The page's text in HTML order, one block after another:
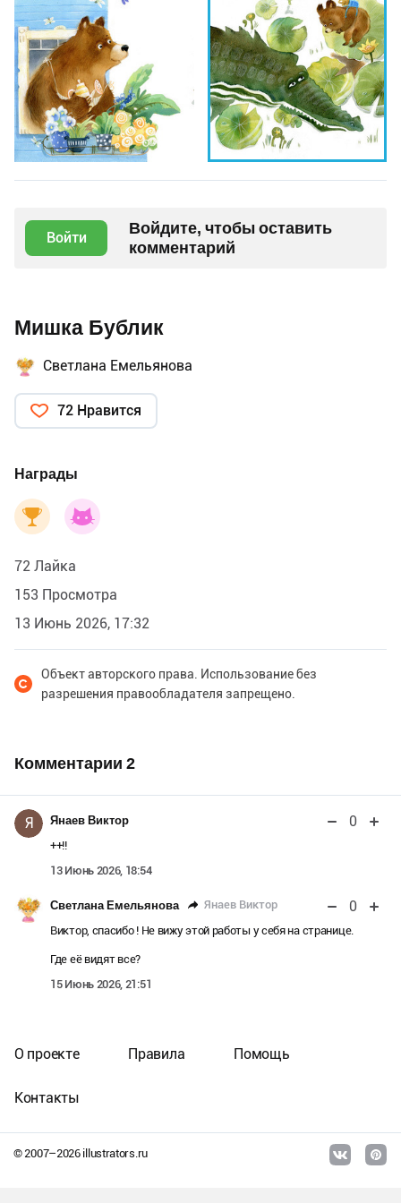
Войти
Войдите, чтобы оставить
комментарий
Мишка Бублик
Светлана Емельянова
72 Нравится
Награды
72 Лайка
153 Просмотра
13 Июнь 2026, 17:32
Объект авторского права. Использование без
разрешения правообладателя запрещено.
Комментарии 2
Я Янаев Виктор 0
++!!
13 Июнь 2026, 18:54
Светлана Емельянова Янаев Виктор 0
Виктор, спасибо ! Не вижу этой работы у себя на странице.
Где её видят все?
15 Июнь 2026, 21:51
© 2007–2026illustrators.ru
О проекте Правила Помощь
Контакты